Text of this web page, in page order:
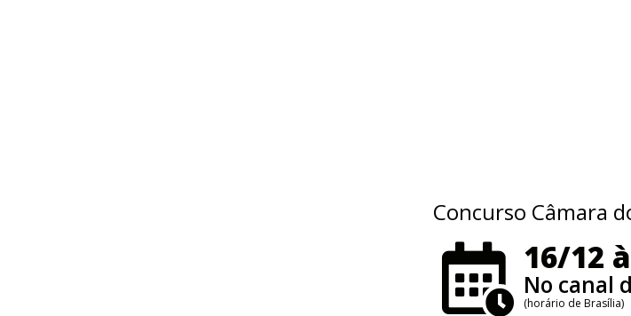
Concurso Câmara
16/12
No canal
(horário de Brasília)